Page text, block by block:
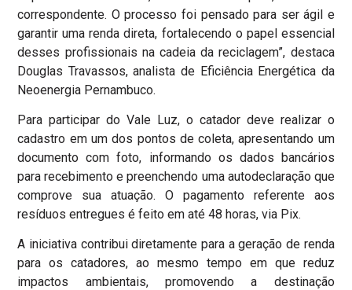
correspondente. O processo foi pensado para ser ágil e
garantir uma renda direta, fortalecendo o papel essencial
desses profissionais na cadeia da reciclagem”, destaca
Douglas Travassos, analista de Eficiência Energética da
Neoenergia Pernambuco.
Para participar do Vale Luz, o catador deve realizar o
cadastro em um dos pontos de coleta, apresentando um
documento com foto, informando os dados bancários
para recebimento e preenchendo uma autodeclaração que
comprove sua atuação. O pagamento referente aos
resíduos entregues é feito em até 48 horas, via Pix.
A iniciativa contribui diretamente para a geração de renda
para os catadores, ao mesmo tempo em que reduz
impactos ambientais, promovendo a destinação